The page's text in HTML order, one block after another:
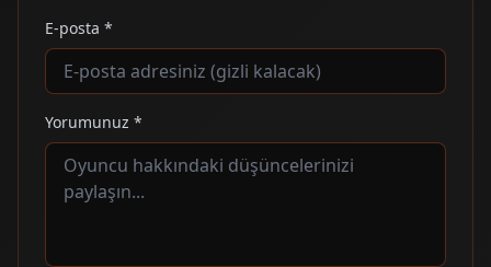
E-posta *
Yorumunuz *